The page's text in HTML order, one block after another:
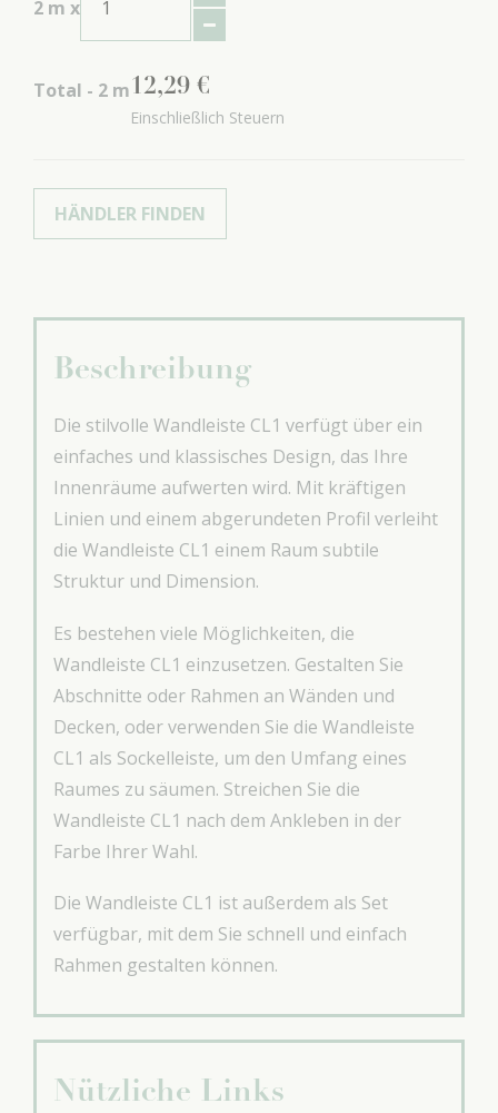
2 m x
Total - 2 m12,29 €
Einschließlich Steuern
HÄNDLER FINDEN
Beschreibung
Die stilvolle Wandleiste CL1 verfügt über ein
einfaches und klassisches Design, das Ihre
Innenräume aufwerten wird. Mit kräftigen
Linien und einem abgerundeten Profil verleiht
die Wandleiste CL1 einem Raum subtile
Struktur und Dimension.
Es bestehen viele Möglichkeiten, die
Wandleiste CL1 einzusetzen. Gestalten Sie
Abschnitte oder Rahmen an Wänden und
Decken, oder verwenden Sie die Wandleiste
CL1 als Sockelleiste, um den Umfang eines
Raumes zu säumen. Streichen Sie die
Wandleiste CL1 nach dem Ankleben in der
Farbe Ihrer Wahl.
Die Wandleiste CL1 ist außerdem als Set
verfügbar, mit dem Sie schnell und einfach
Rahmen gestalten können.
Nützliche Links